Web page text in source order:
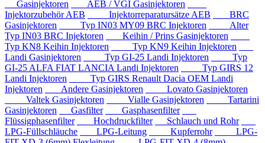
Gasinjektoren
AEB / VGI Gasinjektoren
Injektorzubehör AEB
Injektorreparatursätze AEB
BRC
Gasinjektoren
Typ IN03 MY09 BRC Injektoren
Alter
Typ IN03 BRC Injektoren
Keihin / Prins Gasinjektoren
Typ KN8 Keihin Injektoren
Typ KN9 Keihin Injektoren
Landi Gasinjektoren
Typ GI-25 Landi Injektoren
Typ
GI-25 ALFA FIAT LANCIA Landi Injektoren
Typ GIRS 12
Landi Injektoren
Typ GIRS Renault Dacia OEM Landi
Injektoren
Andere Gasinjektoren
Lovato Gasinjektoren
Valtek Gasinjektoren
Vialle Gasinjektoren
Tartarini
Gasinjektoren
Gasfilter
Gasphasenfilter
Flüssigphasenfilter
Hochdruckfilter
Schlauch und Rohr
LPG-Füllschläuche
LPG-Leitung Kupferrohr
LPG-